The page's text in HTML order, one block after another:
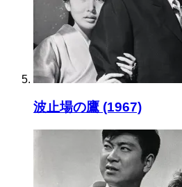
波止場の鷹 (1967)